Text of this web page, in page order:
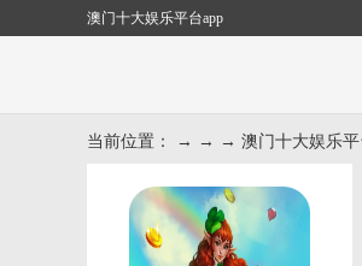
澳门十大娱乐平台app
当前位置： → → → 澳门十大娱乐平